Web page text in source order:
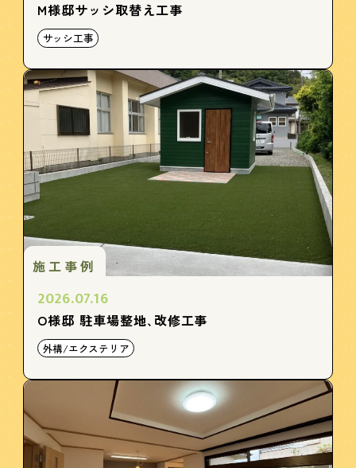
M様邸サッシ取替え工事
サッシ工事
施工事例
2026.07.16
O様邸 駐車場整地､改修工事
外構/エクステリア